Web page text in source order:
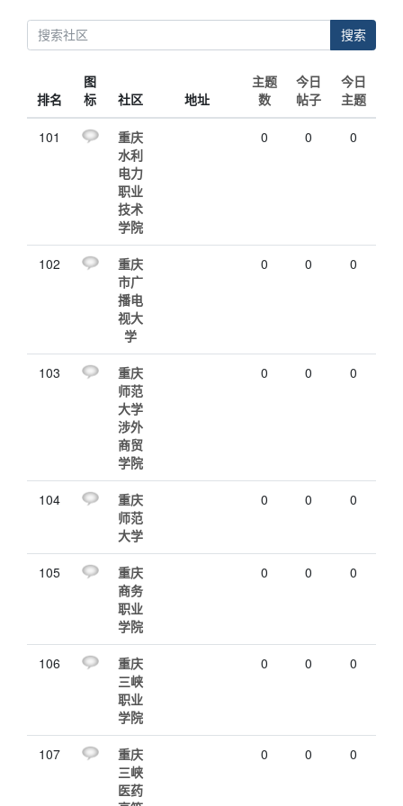
搜索
排名
图
标
社区 地址
主题
数
今日
帖子
今日
主题
101
重庆
水利
电力
职业
技术
学院
0 0 0
102
重庆
市广
播电
视大
学
0 0 0
103
重庆
师范
大学
涉外
商贸
学院
0 0 0
104
重庆
师范
大学
0 0 0
105
重庆
商务
职业
学院
0 0 0
106
重庆
三峡
职业
学院
0 0 0
107
重庆
三峡
医药
0 0 0